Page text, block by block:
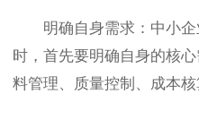
明确自身需求：中小企
时，首先要明确自身的核
料管理、质量控制、成本核